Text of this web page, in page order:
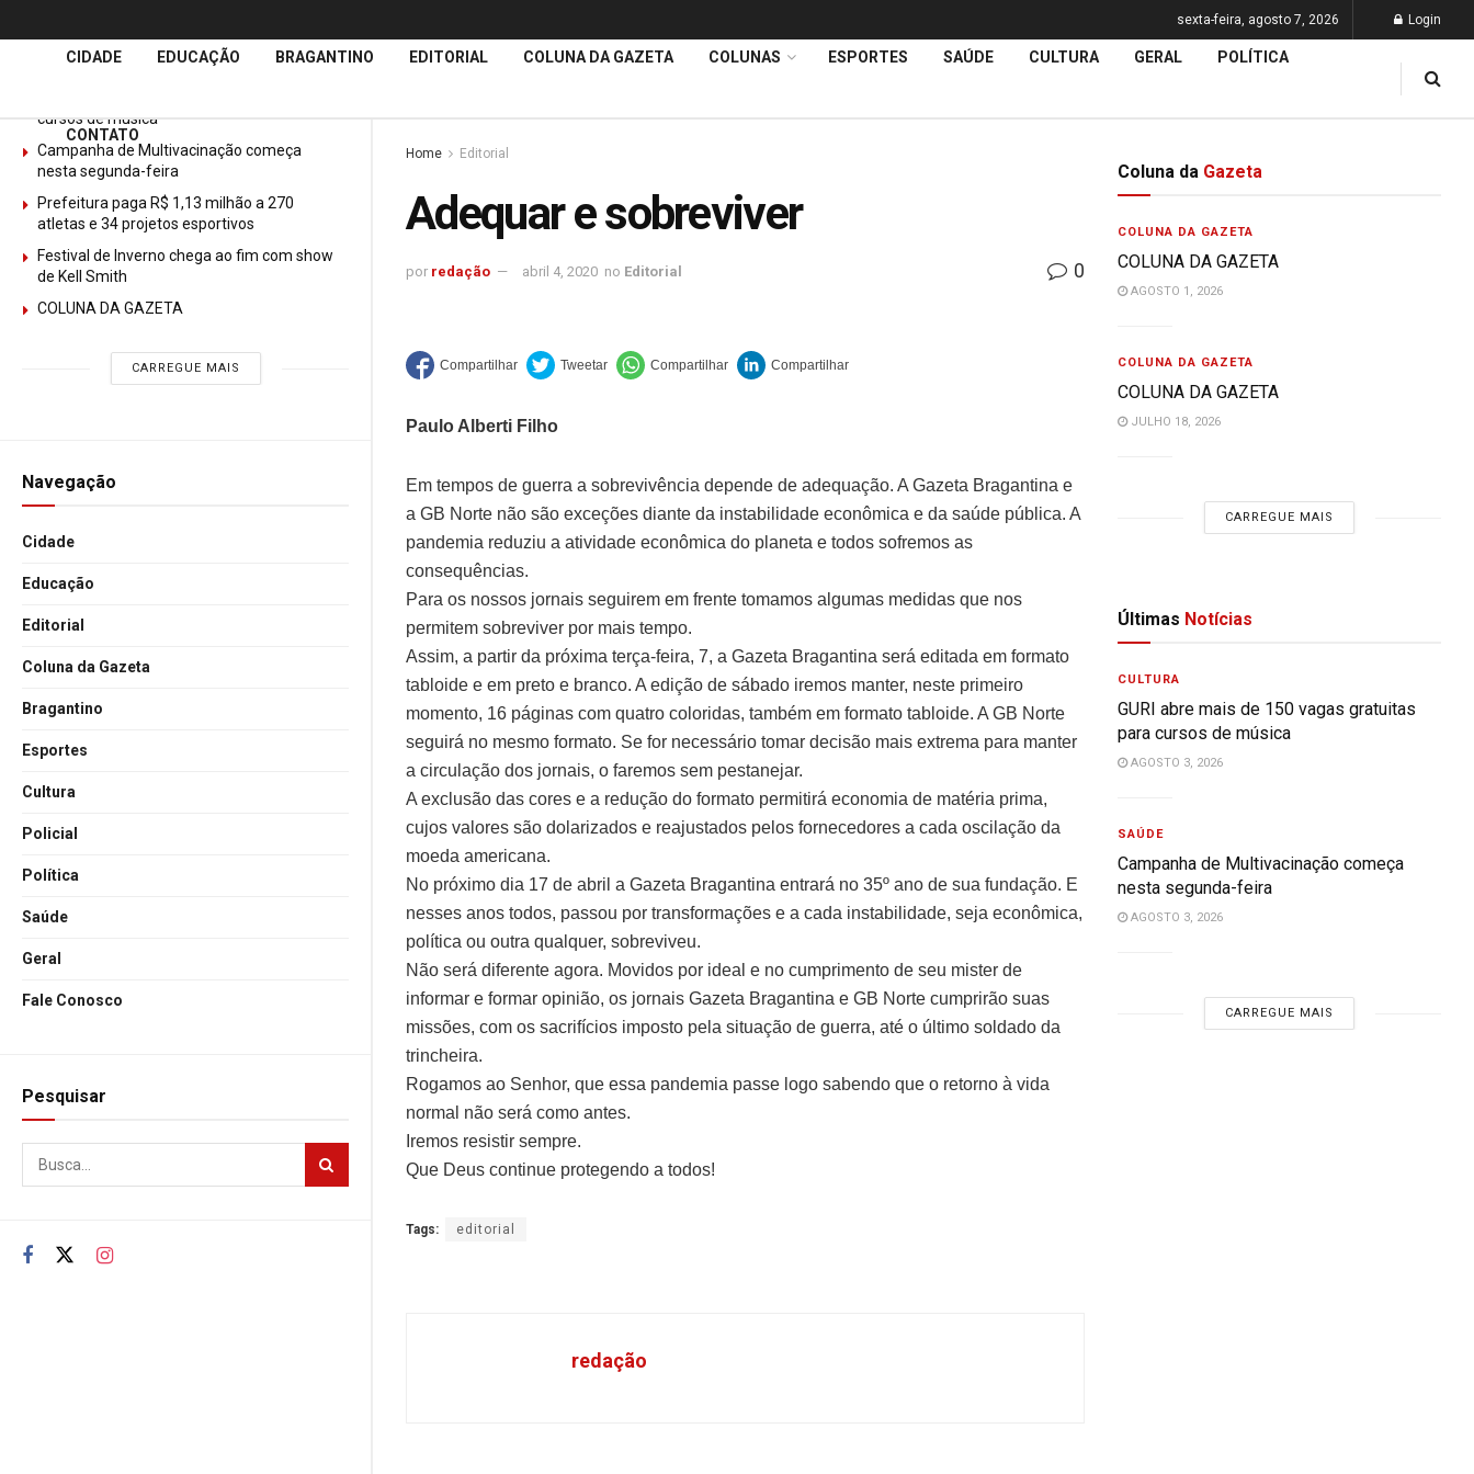
ÚltimasNotícias
cursos de música
Campanha de Multivacinação começa
nesta segunda-feira
Prefeitura paga R$ 1,13 milhão a 270
atletas e 34 projetos esportivos
Festival de Inverno chega ao fim com show
de Kell Smith
COLUNA DA GAZETA
CARREGUE MAIS
Navegação
Cidade
Educação
Editorial
Coluna da Gazeta
Bragantino
Esportes
Cultura
Policial
Política
Saúde
Geral
Fale Conosco
Pesquisar
sexta-feira, agosto 7, 2026 Login
CIDADE EDUCAÇÃO BRAGANTINO EDITORIAL COLUNA DA GAZETA COLUNAS ESPORTES SAÚDE CULTURA GERAL POLÍTICA
CONTATO
Home Editorial
Adequar e sobreviver
por redação abril 4, 2020 no Editorial 0
Paulo Alberti Filho
Em tempos de guerra a sobrevivência depende de adequação. A Gazeta Bragantina e
a GB Norte não são exceções diante da instabilidade econômica e da saúde pública. A
pandemia reduziu a atividade econômica do planeta e todos sofremos as
consequências.
Para os nossos jornais seguirem em frente tomamos algumas medidas que nos
permitem sobreviver por mais tempo.
Assim, a partir da próxima terça-feira, 7, a Gazeta Bragantina será editada em formato
tabloide e em preto e branco. A edição de sábado iremos manter, neste primeiro
momento, 16 páginas com quatro coloridas, também em formato tabloide. A GB Norte
seguirá no mesmo formato. Se for necessário tomar decisão mais extrema para manter
a circulação dos jornais, o faremos sem pestanejar.
A exclusão das cores e a redução do formato permitirá economia de matéria prima,
cujos valores são dolarizados e reajustados pelos fornecedores a cada oscilação da
moeda americana.
No próximo dia 17 de abril a Gazeta Bragantina entrará no 35º ano de sua fundação. E
nesses anos todos, passou por transformações e a cada instabilidade, seja econômica,
política ou outra qualquer, sobreviveu.
Não será diferente agora. Movidos por ideal e no cumprimento de seu mister de
informar e formar opinião, os jornais Gazeta Bragantina e GB Norte cumprirão suas
missões, com os sacrifícios imposto pela situação de guerra, até o último soldado da
trincheira.
Rogamos ao Senhor, que essa pandemia passe logo sabendo que o retorno à vida
normal não será como antes.
Iremos resistir sempre.
Que Deus continue protegendo a todos!
Tags: editorial
redação
Coluna da Gazeta
COLUNA DA GAZETA
COLUNA DA GAZETA
AGOSTO 1, 2026
COLUNA DA GAZETA
COLUNA DA GAZETA
JULHO 18, 2026
CARREGUE MAIS
Últimas Notícias
CULTURA
GURI abre mais de 150 vagas gratuitas
para cursos de música
AGOSTO 3, 2026
SAÚDE
Campanha de Multivacinação começa
nesta segunda-feira
AGOSTO 3, 2026
CARREGUE MAIS